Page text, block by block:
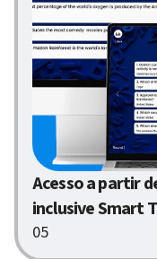
Acesso a partir
inclusive Smart
05